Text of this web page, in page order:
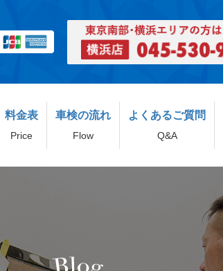
料金表
Price
車検の流れ
Flow
よくあるご質問
Q&A